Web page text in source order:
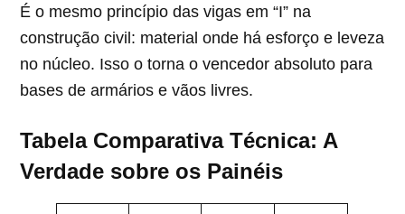
É o mesmo princípio das vigas em “I” na
construção civil: material onde há esforço e leveza
no núcleo. Isso o torna o vencedor absoluto para
bases de armários e vãos livres.
Tabela Comparativa Técnica: A
Verdade sobre os Painéis